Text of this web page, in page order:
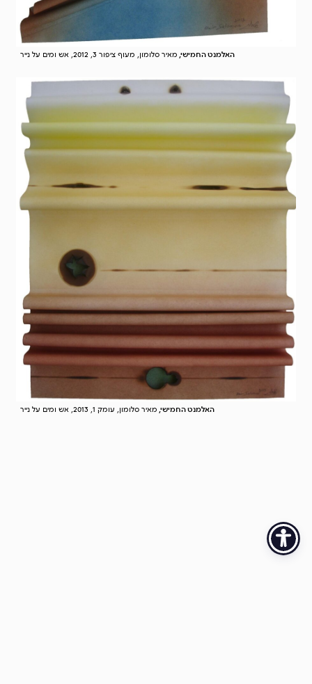
האלמנט החמישי, מאיר סלומון, מעוף ציפור 3, 2012, אש ומים על נייר
האלמנט החמישי, מאיר סלומון, עומק 1, 2013, אש ומים על נייר